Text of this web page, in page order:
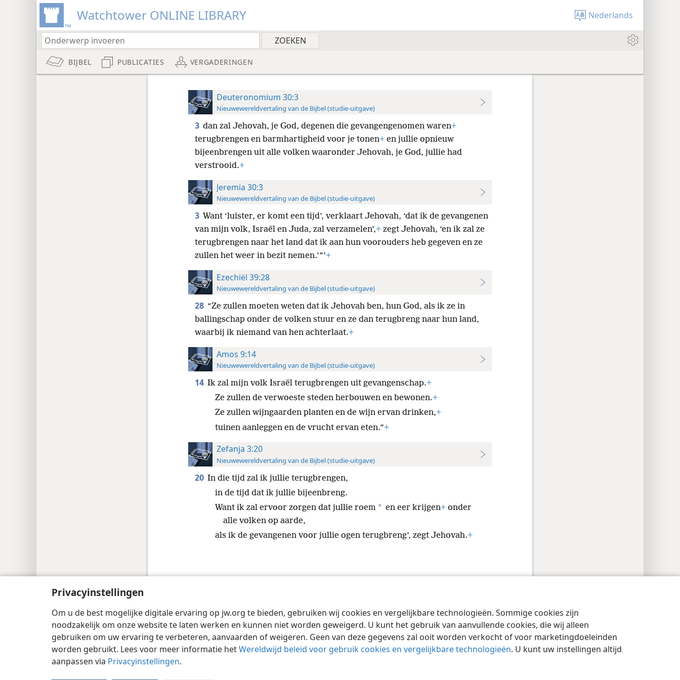
Privacyinstellingen
Om u de best mogelijke digitale ervaring op jw.org te bieden, gebruiken wij cookies en vergelijkbare technologieën. Sommige cookies zijn
noodzakelijk om onze website te laten werken en kunnen niet worden geweigerd. U kunt het gebruik van aanvullende cookies, die wij alleen
gebruiken om uw ervaring te verbeteren, aanvaarden of weigeren. Geen van deze gegevens zal ooit worden verkocht of voor marketingdoeleinden
worden gebruikt. Lees voor meer informatie hetWereldwijd beleid voor gebruik cookies en vergelijkbare technologieën. U kunt uw instellingen altijd
aanpassen via Privacyinstellingen.
Watchtower ONLINE LIBRARY Nederlands
BIJBEL PUBLICATIES VERGADERINGEN
Deuteronomium 30:3
Nieuwewereldvertaling van de Bijbel (studie-uitgave)
3 dan zal Jehovah, je God, degenen die gevangengenomen waren+
terugbrengen en barmhartigheid voor je tonen+en jullie opnieuw
bijeenbrengen uit alle volken waaronder Jehovah, je God, jullie had
verstrooid.+
Jeremia 30:3
Nieuwewereldvertaling van de Bijbel (studie-uitgave)
3 Want ‘luister, er komt een tijd’, verklaart Jehovah, ‘dat ik de gevangenen
van mijn volk, Israël en Juda, zal verzamelen’,+zegt Jehovah, ‘en ik zal ze
terugbrengen naar het land dat ik aan hun voorouders heb gegeven en ze
zullen het weer in bezit nemen.’”’+
Ezechiël 39:28
Nieuwewereldvertaling van de Bijbel (studie-uitgave)
28 “Ze zullen moeten weten dat ik Jehovah ben, hun God, als ik ze in
ballingschap onder de volken stuur en ze dan terugbreng naar hun land,
waarbij ik niemand van hen achterlaat.+
Amos 9:14
Nieuwewereldvertaling van de Bijbel (studie-uitgave)
14 Ik zal mijn volk Israël terugbrengen uit gevangenschap.+
Ze zullen de verwoeste steden herbouwen en bewonen.+
Ze zullen wijngaarden planten en de wijn ervan drinken,+
tuinen aanleggen en de vrucht ervan eten.”+
Zefanja 3:20
Nieuwewereldvertaling van de Bijbel (studie-uitgave)
20 In die tijd zal ik jullie terugbrengen,
in de tijd dat ik jullie bijeenbreng.
Want ik zal ervoor zorgen dat jullie roem * en eer krijgen+onder
alle volken op aarde,
als ik de gevangenen voor jullie ogen terugbreng’, zegt Jehovah.+
Copyright © 2026 Watch Tower Bible and Tract Society of Pennsylvania